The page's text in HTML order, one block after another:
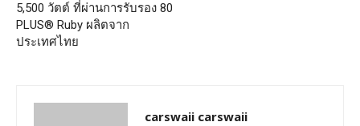
5,500 วัตต์ ที่ผ่านการรับรอง 80
PLUS® Ruby ผลิตจาก
ประเทศไทย
carswaii carswaii